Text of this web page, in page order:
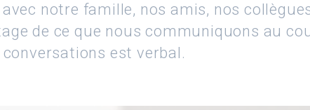
notre famille, nos amis, nos
de ce que nous communiquons au
conversations est verbal.